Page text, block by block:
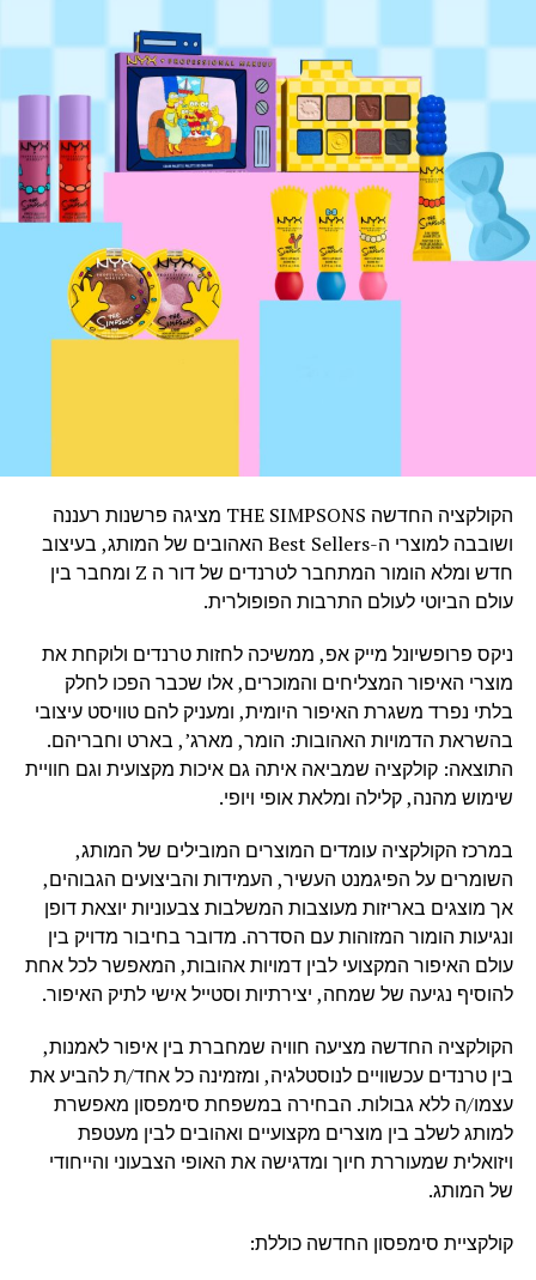
הקולקציה החדשה THE SIMPSONS מציגה פרשנות רעננה
ושובבה למוצרי ה-Best Sellers האהובים של המותג, בעיצוב
חדש ומלא הומור המתחבר לטרנדים של דור ה Z ומחבר בין
עולם הביוטי לעולם התרבות הפופולרית.
ניקס פרופשיונל מייק אפ, ממשיכה לחזות טרנדים ולוקחת את
מוצרי האיפור המצליחים והמוכרים, אלו שכבר הפכו לחלק
בלתי נפרד משגרת האיפור היומית, ומעניק להם טוויסט עיצובי
בהשראת הדמויות האהובות: הומר, מארג’, בארט וחבריהם.
התוצאה: קולקציה שמביאה איתה גם איכות מקצועית וגם חוויית
שימוש מהנה, קלילה ומלאת אופי ויופי.
במרכז הקולקציה עומדים המוצרים המובילים של המותג,
השומרים על הפיגמנט העשיר, העמידות והביצועים הגבוהים,
אך מוצגים באריזות מעוצבות המשלבות צבעוניות יוצאת דופן
ונגיעות הומור המזוהות עם הסדרה. מדובר בחיבור מדויק בין
עולם האיפור המקצועי לבין דמויות אהובות, המאפשר לכל אחת
להוסיף נגיעה של שמחה, יצירתיות וסטייל אישי לתיק האיפור.
הקולקציה החדשה מציעה חוויה שמחברת בין איפור לאמנות,
בין טרנדים עכשוויים לנוסטלגיה, ומזמינה כל אחד/ת להביע את
עצמו/ה ללא גבולות. הבחירה במשפחת סימפסון מאפשרת
למותג לשלב בין מוצרים מקצועיים ואהובים לבין מעטפת
ויזואלית שמעוררת חיוך ומדגישה את האופי הצבעוני והייחודי
של המותג.
קולקציית סימפסון החדשה כוללת: